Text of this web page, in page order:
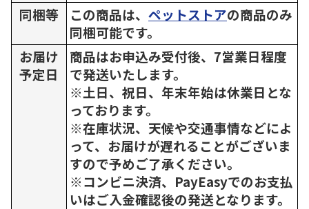
同梱等
この商品は、 ペットストアの商品のみ
同梱可能です。
お届け
予定日
商品はお申込み受付後、7営業日程度
で発送いたします。
※土日、祝日、年末年始は休業日とな
っております。
※在庫状況、天候や交通事情などによ
って、お届けが遅れることがございま
すので予めご了承ください。
※コンビニ決済、PayEasyでのお支払
いはご入金確認後の発送となります。